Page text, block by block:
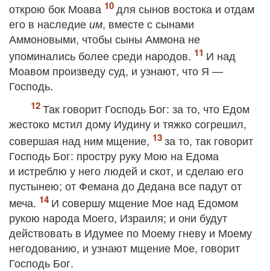
открою бок Моава
для сынов востока и отдам
его в наследие им, вместе с сынами
Аммоновыми, чтобы сыны Аммона не
упоминались более среди народов.
И над
Моавом произведу суд, и узнают, что Я —
Господь.
Так говорит Господь Бог: за то, что Едом
жестоко мстил дому Иудину и тяжко согрешил,
совершая над ним мщение,
за то, так говорит
Господь Бог: простру руку Мою на Едома
и истреблю у него людей и скот, и сделаю его
пустынею; от Фемана до Дедана все падут от
меча.
И совершу мщение Мое над Едомом
рукою народа Моего, Израиля; и они будут
действовать в Идумее по Моему гневу и Моему
негодованию, и узнают мщение Мое, говорит
Господь Бог.